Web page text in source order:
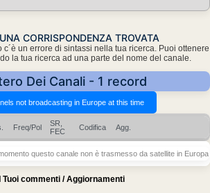
CORRISPONDENZA TROVATA
un errore di sintassi nella tua ricerca. Puoi ottenere
la tua ricerca ad una parte del nome del canale.
Dei Canali - 1 record
Freq/Pol
SR,
FEC
Codifica Agg.
questo canale non è trasmesso da satellite in Europa
I Tuoi commenti / Aggiornamenti